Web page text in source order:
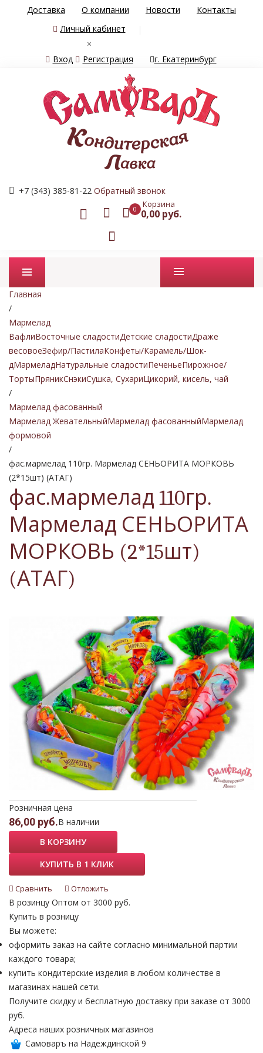
Доставка О компании Новости
Контакты
Личный кабинет
×
Вход
Регистрация г. Екатеринбург
+7 (343) 385-81-22 Обратный звонок
0 Корзина
0,00 руб.
Промо товары
Главная
/
Мармелад
ВафлиВосточные сладостиДетские сладостиДраже
весовоеЗефир/ПастилаКонфеты/Карамель/Шок-
дМармеладНатуральные сладостиПеченьеПирожное/
ТортыПряникСнэкиСушка, СухариЦикорий, кисель, чай
/
Мармелад фасованный
Мармелад ЖевательныйМармелад фасованныйМармелад
формовой
/
фас.мармелад 110гр. Мармелад СЕНЬОРИТА МОРКОВЬ
(2*15шт) (АТАГ)
фас.мармелад 110гр.
Мармелад СЕНЬОРИТА
МОРКОВЬ (2*15шт)
(АТАГ)
Розничная цена
86,00 руб.В наличии
В КОРЗИНУ
КУПИТЬ В 1 КЛИК
Сравнить Отложить
В розинцу Оптом от 3000 руб.
Купить в розницу
Вы можете:
оформить заказ на сайте согласно минимальной партии
каждого товара;
купить кондитерские изделия в любом количестве в
магазинах нашей сети.
Получите скидку и бесплатную доставку при заказе от 3000
руб.
Адреса наших розничных магазинов
Самоваръ на Надеждинской 9